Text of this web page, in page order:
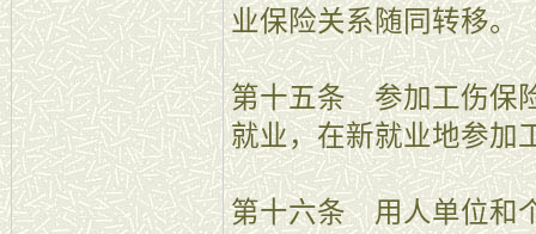
业保险关系随同转移。
第十五条 参加工伤保
就业，在新就业地参加
第十六条 用人单位和